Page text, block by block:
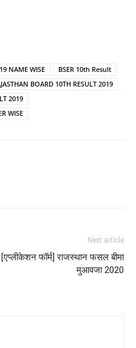
NAME WISE
BSER 10th Result
BOARD 10TH RESULT 2019
2019
WISE
Next article
[एप्लीकेशन फॉर्म] राजस्थान फसल बीमा
मुआवजा 2020